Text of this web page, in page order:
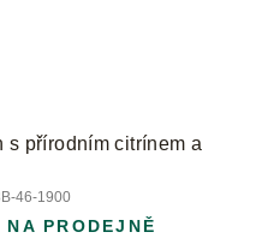
s přírodním citrínem a
46-1900
PRODEJNĚ